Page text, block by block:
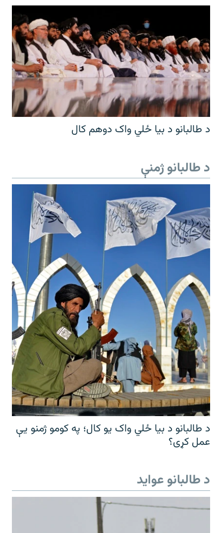
د طالبانو د بیا ځلي واک دوهم کال
د طالبانو ژمنې
د طالبانو د بیا ځلي واک یو کال؛ په کومو ژمنو یې
عمل کړی؟
د طالبانو عواید